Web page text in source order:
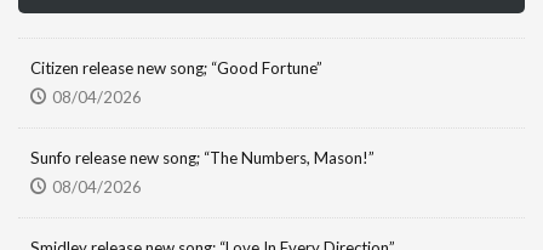
Citizen release new song; “Good Fortune”
08/04/2026
Sunfo release new song; “The Numbers, Mason!”
08/04/2026